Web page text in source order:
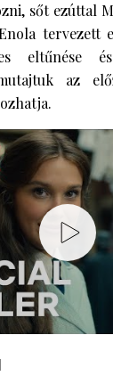
sőt ezúttal
tervezett
eltűnése
az